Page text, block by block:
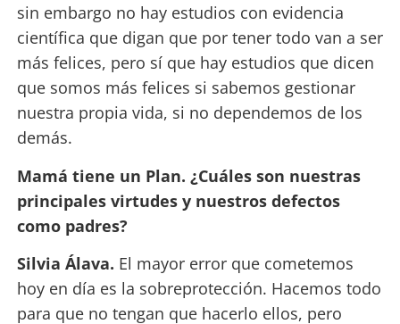
sin embargo no hay estudios con evidencia
científica que digan que por tener todo van a ser
más felices, pero sí que hay estudios que dicen
que somos más felices si sabemos gestionar
nuestra propia vida, si no dependemos de los
demás.
Mamá tiene un Plan. ¿Cuáles son nuestras
principales virtudes y nuestros defectos
como padres?
Silvia Álava. El mayor error que cometemos
hoy en día es la sobreprotección. Hacemos todo
para que no tengan que hacerlo ellos, pero